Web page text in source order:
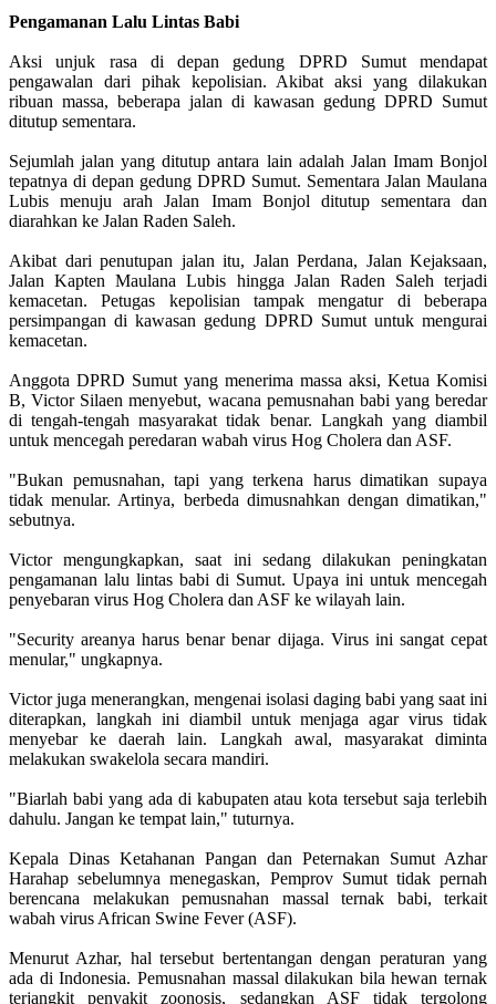
Pengamanan Lalu Lintas Babi
Aksi unjuk rasa di depan gedung DPRD Sumut mendapat
pengawalan dari pihak kepolisian. Akibat aksi yang dilakukan
ribuan massa, beberapa jalan di kawasan gedung DPRD Sumut
ditutup sementara.
Sejumlah jalan yang ditutup antara lain adalah Jalan Imam Bonjol
tepatnya di depan gedung DPRD Sumut. Sementara Jalan Maulana
Lubis menuju arah Jalan Imam Bonjol ditutup sementara dan
diarahkan ke Jalan Raden Saleh.
Akibat dari penutupan jalan itu, Jalan Perdana, Jalan Kejaksaan,
Jalan Kapten Maulana Lubis hingga Jalan Raden Saleh terjadi
kemacetan. Petugas kepolisian tampak mengatur di beberapa
persimpangan di kawasan gedung DPRD Sumut untuk mengurai
kemacetan.
Anggota DPRD Sumut yang menerima massa aksi, Ketua Komisi
B, Victor Silaen menyebut, wacana pemusnahan babi yang beredar
di tengah-tengah masyarakat tidak benar. Langkah yang diambil
untuk mencegah peredaran wabah virus Hog Cholera dan ASF.
"Bukan pemusnahan, tapi yang terkena harus dimatikan supaya
tidak menular. Artinya, berbeda dimusnahkan dengan dimatikan,"
sebutnya.
Victor mengungkapkan, saat ini sedang dilakukan peningkatan
pengamanan lalu lintas babi di Sumut. Upaya ini untuk mencegah
penyebaran virus Hog Cholera dan ASF ke wilayah lain.
"Security areanya harus benar benar dijaga. Virus ini sangat cepat
menular," ungkapnya.
Victor juga menerangkan, mengenai isolasi daging babi yang saat ini
diterapkan, langkah ini diambil untuk menjaga agar virus tidak
menyebar ke daerah lain. Langkah awal, masyarakat diminta
melakukan swakelola secara mandiri.
"Biarlah babi yang ada di kabupaten atau kota tersebut saja terlebih
dahulu. Jangan ke tempat lain," tuturnya.
Kepala Dinas Ketahanan Pangan dan Peternakan Sumut Azhar
Harahap sebelumnya menegaskan, Pemprov Sumut tidak pernah
berencana melakukan pemusnahan massal ternak babi, terkait
wabah virus African Swine Fever (ASF).
Menurut Azhar, hal tersebut bertentangan dengan peraturan yang
ada di Indonesia. Pemusnahan massal dilakukan bila hewan ternak
terjangkit penyakit zoonosis, sedangkan ASF tidak tergolong